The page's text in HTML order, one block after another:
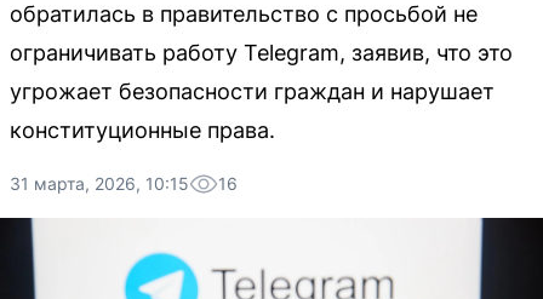
обратилась в правительство с просьбой не
ограничивать работу Telegram, заявив, что это
угрожает безопасности граждан и нарушает
конституционные права.
31 марта, 2026, 10:15 16